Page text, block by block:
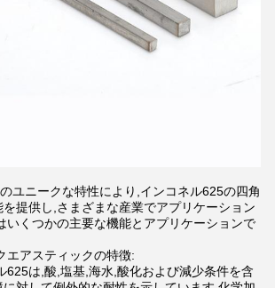
ユニークな特性により,インコネル625の四角
提供し,さまざまな産業でアプリケーション
いくつかの主要な機能とアプリケーションで
エアスティックの特徴:
625は,酸,塩基,海水,酸化および減少条件を含